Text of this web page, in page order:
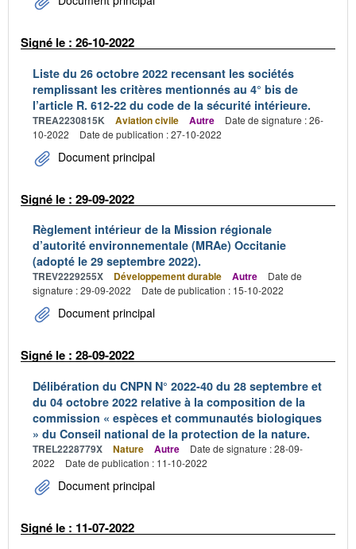
Signé le : 26-10-2022
Liste du 26 octobre 2022 recensant les sociétés
remplissant les critères mentionnés au 4° bis de
l’article R. 612-22 du code de la sécurité intérieure.
TREA2230815K Aviation civile Autre
Date de signature : 26-
10-2022
Date de publication : 27-10-2022
Document principal
Signé le : 29-09-2022
Règlement intérieur de la Mission régionale
d’autorité environnementale (MRAe) Occitanie
(adopté le 29 septembre 2022).
TREV2229255X Développement durable Autre
Date de
signature : 29-09-2022
Date de publication : 15-10-2022
Document principal
Signé le : 28-09-2022
Délibération du CNPN N° 2022-40 du 28 septembre et
du 04 octobre 2022 relative à la composition de la
commission « espèces et communautés biologiques
» du Conseil national de la protection de la nature.
TREL2228779X Nature Autre
Date de signature : 28-09-
2022
Date de publication : 11-10-2022
Document principal
Signé le : 11-07-2022